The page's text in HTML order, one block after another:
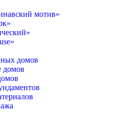
мотив»
домов
домов